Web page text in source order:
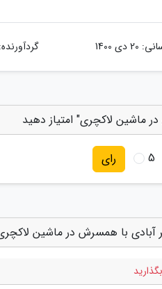
20 دی 1400
ماشین لاکچری" امتیاز دهید
5 رای
آبادی با همسرش در ماشین